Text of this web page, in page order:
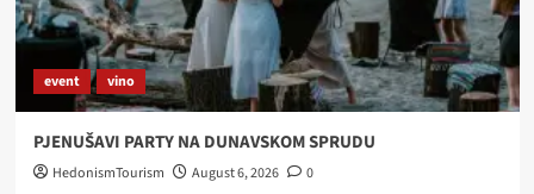
event vino
PJENUŠAVI PARTY NA DUNAVSKOM SPRUDU
HedonismTourism August 6, 2026 0